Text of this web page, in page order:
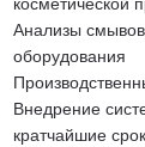
Анализы
оборудования
Внедрение
кратчайшие